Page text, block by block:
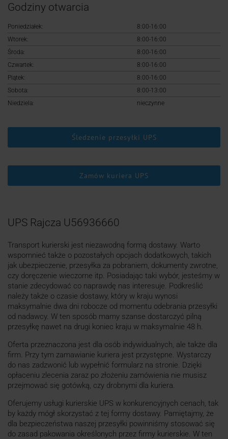
Godziny otwarcia
Poniedziałek:
8:00-16:00
Wtorek:
8:00-16:00
Środa:
8:00-16:00
Czwartek:
8:00-16:00
Piątek:
8:00-16:00
Sobota:
8:00-13:00
Niedziela:
nieczynne
Śledzenie przesyłki UPS
Zamów kuriera UPS
UPS Rajcza U56936660
Transport kurierski jest niezawodną formą dostawy. Warto
wspomnieć także o pozostałych opcjach dodatkowych, takich
jak ubezpieczenie, przesyłka za pobraniem, dokumenty zwrotne,
czy doręczenie wieczorne itp. Posiadając taki wybór, jesteśmy w
stanie zdecydować co naprawdę nas interesuje. Podkreślić
należy także o czasie dostawy, który w kraju wynosi
maksymalnie dwa dni robocze od momentu odebrania przesyłki
od nadawcy. W ten sposób mamy szanse dostarczyć pilną
przesyłkę nawet na drugi koniec kraju w maksymalnie 48 h.
Oferta przeznaczona jest dla osób indywidualnych, ale także dla
firm. Przy tym zamawianie kuriera jest przystępne. Wystarczy
do nas zadzwonić lub wypełnić formularz na stronie. Dzięki
opłaceniu zlecenia zaraz po złożeniu zamówienia nie musisz
przejmować się gotówką, czy drobnymi dla kuriera.
Oferujemy usługi kurierskie UPS w konkurencyjnych cenach, tak
by każdy mógł skorzystać z tej formy dostawy. Pamiętajmy, że
dla bezpieczeństwa naszej przesyłki powinniśmy stosować się
do zasad pakowania określonych przez firmy kurierskie. W ten